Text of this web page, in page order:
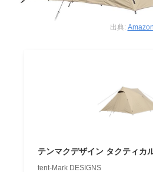
出典: Amazon
テンマクデザイン タクティカ
tent-Mark DESIGNS